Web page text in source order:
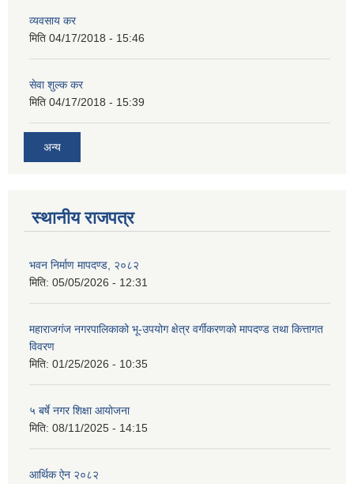
व्यवसाय कर
मिति 04/17/2018 - 15:46
सेवा शुल्क कर
मिति 04/17/2018 - 15:39
अन्य
स्थानीय राजपत्र
भवन निर्माण मापदण्ड, २०८२
मिति: 05/05/2026 - 12:31
महाराजगंज नगरपालिकाको भू-उपयोग क्षेत्र वर्गीकरणको मापदण्ड तथा कित्तागत
विवरण
मिति: 01/25/2026 - 10:35
५ बर्षे नगर शिक्षा आयोजना
मिति: 08/11/2025 - 14:15
आर्थिक ऐन २०८२